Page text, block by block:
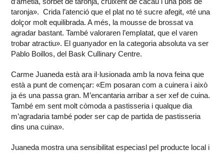
taronja». Crida l’atenció que el plat no té sucre afegit, «té una
dolçor molt equilibrada. A més, la mousse de brossat va
agradar bastant. També valoraren l’emplatat, que el varen
trobar atractiu». El guanyador en la categoria absoluta va ser
Pablo Boillos, del Bask Cullinary Centre.
Carme Juaneda està ara il·lusionada amb la nova feina que
està a punt de començar: «Em posaran com a cuinera i això
ja és una passa gran. M’encantaria arribar a ser xef de cuina.
També em sent molt còmoda a pastisseria i qualque dia
m’agradaria també poder ser cap de partida de pastisseria
dins una cuina».
Juaneda mostra una sensibilitat especiasl pel producte local i